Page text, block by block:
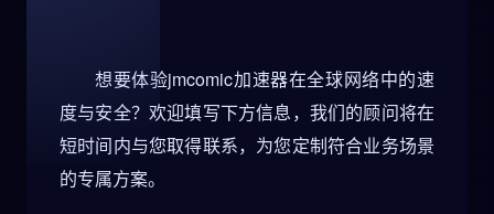
想要体验jmcomic加速器在全球网络中的速
度与安全？欢迎填写下方信息，我们的顾问将在
短时间内与您取得联系，为您定制符合业务场景
的专属方案。